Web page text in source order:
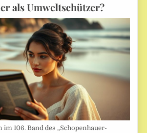
als Umweltschützer?
im 106. Band des „Schopenhauer-